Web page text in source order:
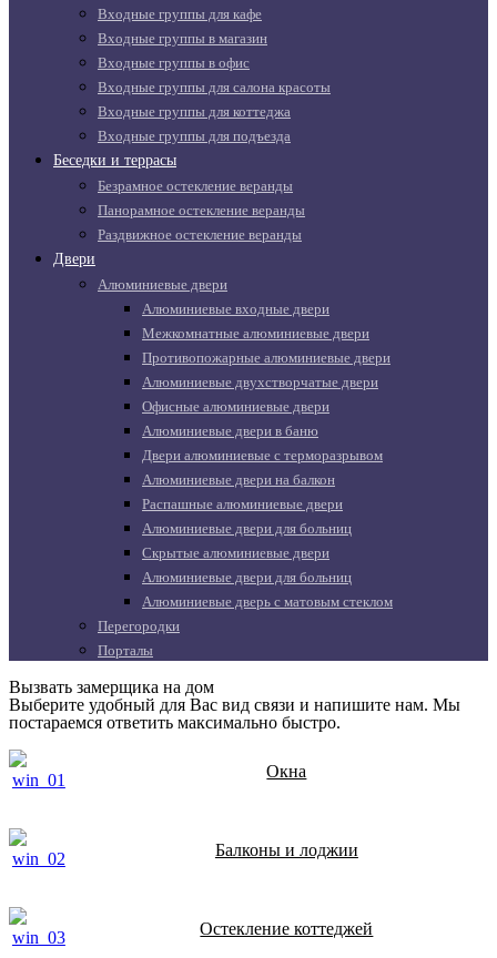
Входные группы для кафе
Входные группы в магазин
Входные группы в офис
Входные группы для салона красоты
Входные группы для коттеджа
Входные группы для подъезда
Беседки и террасы
Безрамное остекление веранды
Панорамное остекление веранды
Раздвижное остекление веранды
Двери
Алюминиевые двери
Алюминиевые входные двери
Межкомнатные алюминиевые двери
Противопожарные алюминиевые двери
Алюминиевые двухстворчатые двери
Офисные алюминиевые двери
Алюминиевые двери в баню
Двери алюминиевые с терморазрывом
Алюминиевые двери на балкон
Распашные алюминиевые двери
Алюминиевые двери для больниц
Скрытые алюминиевые двери
Алюминиевые двери для больниц
Алюминиевые дверь с матовым стеклом
Перегородки
Порталы
Вызвать замерщика на дом
Выберите удобный для Вас вид связи и напишите нам. Мы
постараемся ответить максимально быстро.
Окна
Балконы и лоджии
Остекление коттеджей